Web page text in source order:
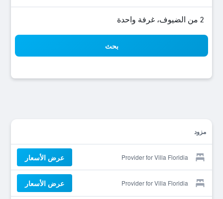
2 من الضيوف، غرفة واحدة
بحث
مزود
Provider for Villa Floridia عرض الأسعار
Provider for Villa Floridia عرض الأسعار